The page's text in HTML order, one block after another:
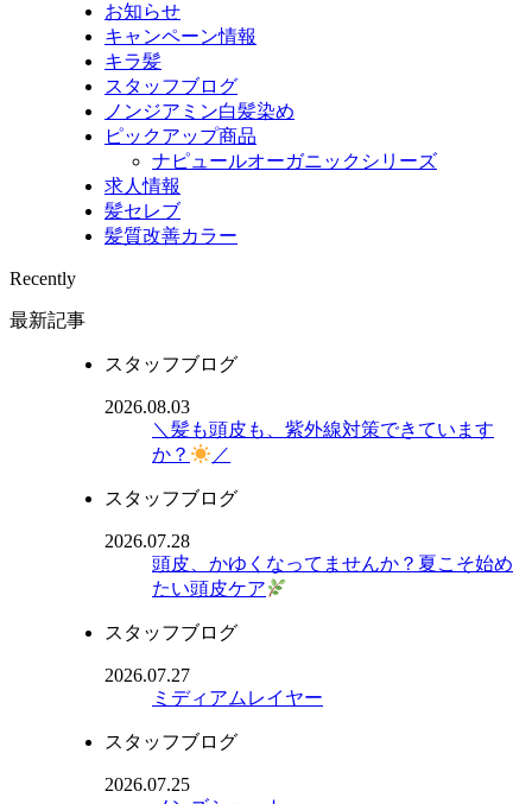
お知らせ
キャンペーン情報
キラ髪
スタッフブログ
ノンジアミン白髪染め
ピックアップ商品
ナピュールオーガニックシリーズ
求人情報
髪セレブ
髪質改善カラー
Recently
最新記事
スタッフブログ
2026.08.03
＼髪も頭皮も、紫外線対策できています
か？
／
スタッフブログ
2026.07.28
頭皮、かゆくなってませんか？夏こそ始め
たい頭皮ケア
スタッフブログ
2026.07.27
ミディアムレイヤー
スタッフブログ
2026.07.25